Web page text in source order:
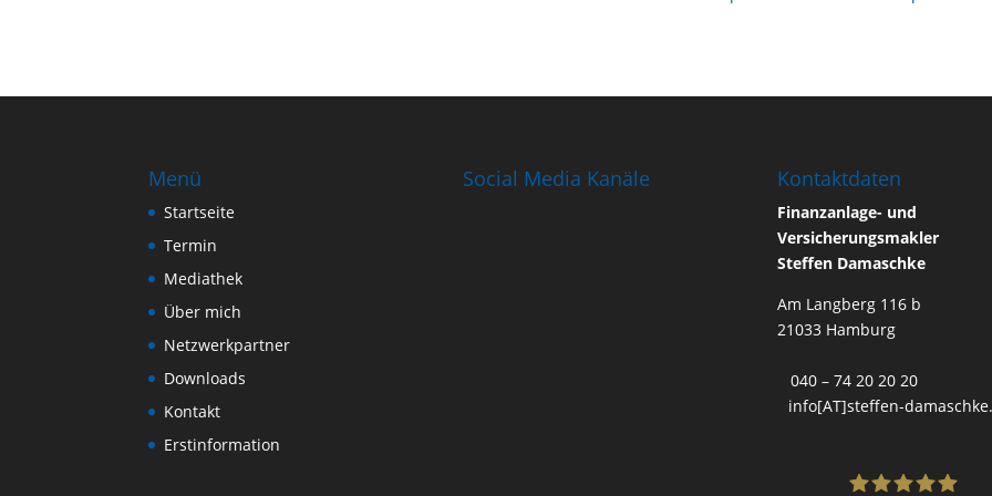
Menü
Startseite
Termin
Mediathek
Über mich
Netzwerkpartner
Downloads
Kontakt
Erstinformation
Social Media Kanäle Kontaktdaten
Finanzanlage- und
Versicherungsmakler
Steffen Damaschke
Am Langberg 116 b
21033 Hamburg
040 – 74 20 20 20
info[AT]steffen-